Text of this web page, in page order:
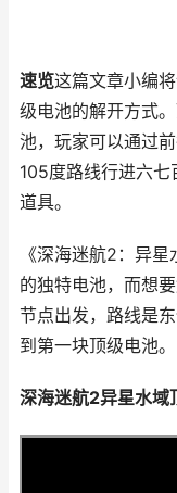
速览这篇文章小编
级电池的解开方式
池，玩家可以通过
105度路线行进六
道具。
《深海迷航2：异
的独特电池，而想
节点出发，路线是
到第一块顶级电池。
深海迷航2异星水域